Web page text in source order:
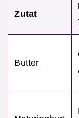
Zutat
Butter